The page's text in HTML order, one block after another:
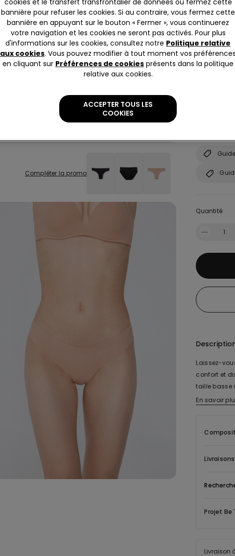
Compléter la promo
Couleur:
La
Tu n'es
Consulte
Quantité:
1
Laissez-
confort et
taille basse
hautes,
sensation
tanga est
invisible
microfibre
En savoir
Projet Be
Livraison
cookies et le transfert transfrontalier de données ou fermez cette
bannière pour refuser les cookies. Si au contraire, vous fermez cette
bannière en appuyant sur le bouton « Fermer », vous continuerez
votre navigation et les cookies ne seront pas activés. Pour plus
d'informations sur les cookies, consultez notre Politique relative
aux cookies. Vous pouvez modifier à tout moment vos préférences
en cliquant sur Préférences de cookies présents dans la politique
relative aux cookies.
ACCEPTER TOUS LES
COOKIES